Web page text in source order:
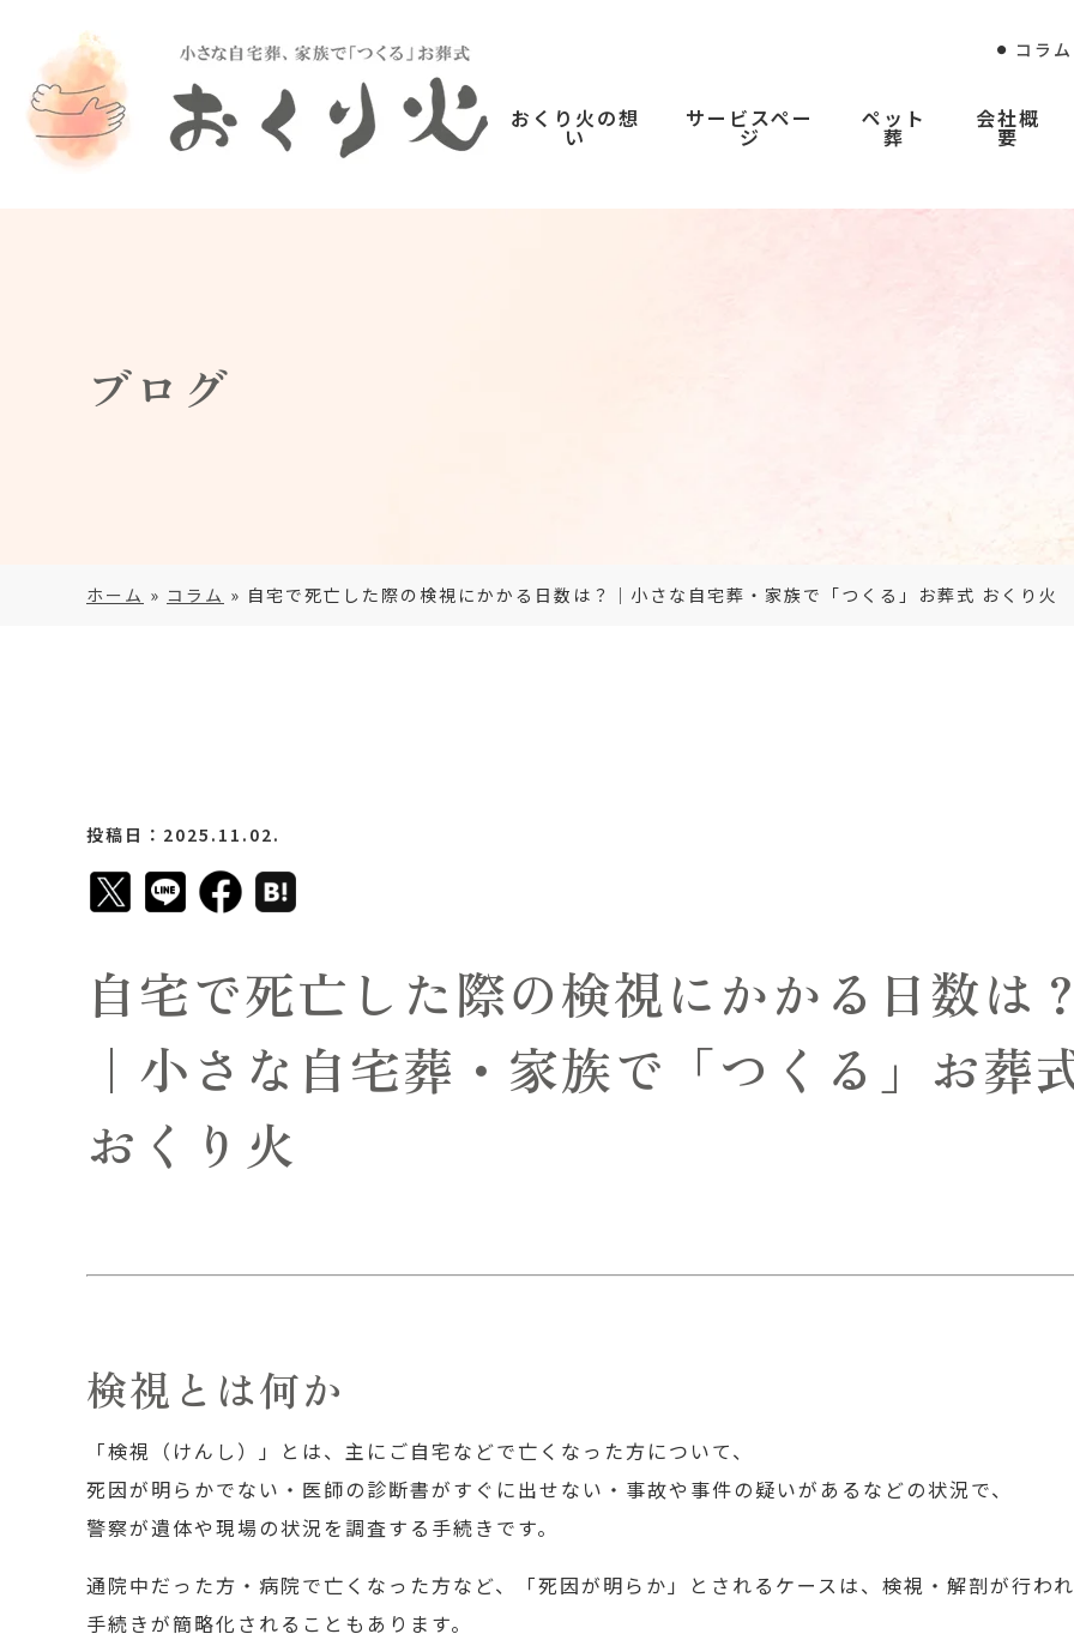
コラム
おくり火の想
い
サービスペー
ジ
ペット
葬
会社概
要
ブログ
ホーム » コラム » 自宅で死亡した際の検視にかかる日数は？｜小さな自宅葬・家族で「つくる」お葬式 おくり火
投稿日：2025.11.02.
自宅で死亡した際の検視にかかる日数は
｜小さな自宅葬・家族で「つくる」お葬
おくり火
検視とは何か
「検視（けんし）」とは、主にご自宅などで亡くなった方について、
死因が明らかでない・医師の診断書がすぐに出せない・事故や事件の疑いがあるなどの状況で、
警察が遺体や現場の状況を調査する手続きです。
通院中だった方・病院で亡くなった方など、「死因が明らか」とされるケースは、検視・解剖が行わ
手続きが簡略化されることもあります。